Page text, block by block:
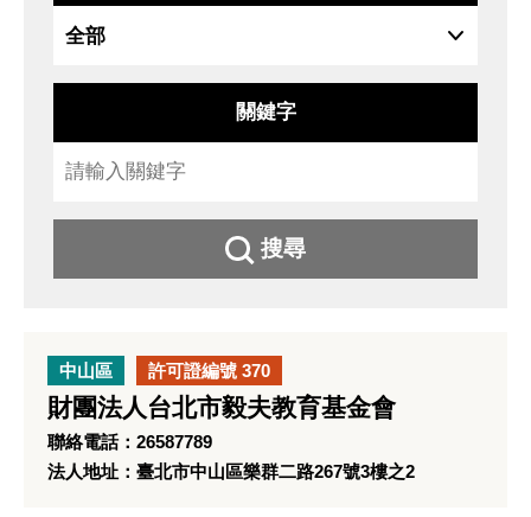
關鍵字
搜尋
中山區 許可證編號 370
財團法人台北市毅夫教育基金會
聯絡電話：26587789
法人地址：臺北市中山區樂群二路267號3樓之2